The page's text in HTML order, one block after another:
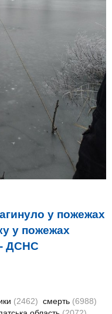
у пожежах
у пожежах
- ДСНС
(2462) смерть (6988)